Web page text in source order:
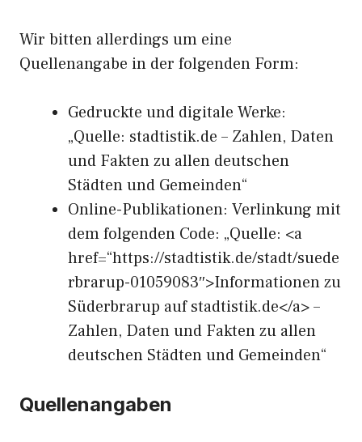
Wir bitten allerdings um eine
Quellenangabe in der folgenden Form:
Gedruckte und digitale Werke:
„Quelle: stadtistik.de – Zahlen, Daten
und Fakten zu allen deutschen
Städten und Gemeinden“
Online-Publikationen: Verlinkung mit
dem folgenden Code: „Quelle: <a
href=“https://stadtistik.de/stadt/suede
rbrarup-01059083″>Informationen zu
Süderbrarup auf stadtistik.de</a> –
Zahlen, Daten und Fakten zu allen
deutschen Städten und Gemeinden“
Quellenangaben